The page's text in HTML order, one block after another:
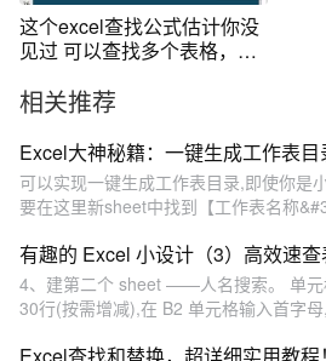
这个excel查找公式估计你没
见过 可以查找多个表格，表
#Vstack
相关推荐
Excel大神秘籍：一键生成工作表
可以实现一键生成工作表目录,即使你是
要在这里新sheet中找到【工作表名称
有趣的 Excel 小设计（3）高效速查
4、建第二个 sheet ——人名搜索。 单元
30行(按需增减),在 B2 单元格输入首字